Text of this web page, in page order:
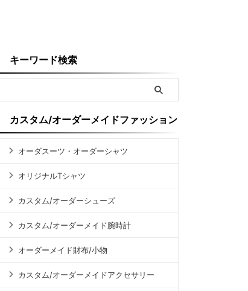
キーワード検索
カスタム/オーダーメイドファッション
オーダスーツ・オーダーシャツ
オリジナルTシャツ
カスタム/オーダーシューズ
カスタム/オーダーメイド腕時計
オーダーメイド財布/小物
カスタム/オーダーメイドアクセサリー